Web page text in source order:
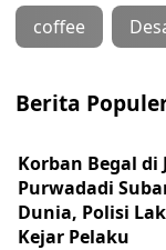
coffee
Berita
Korban Begal di
Purwadadi
Dunia, Polisi
Kejar Pelaku